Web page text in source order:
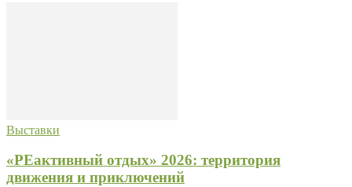
Выставки
«РЕактивный отдых» 2026: территория
движения и приключений